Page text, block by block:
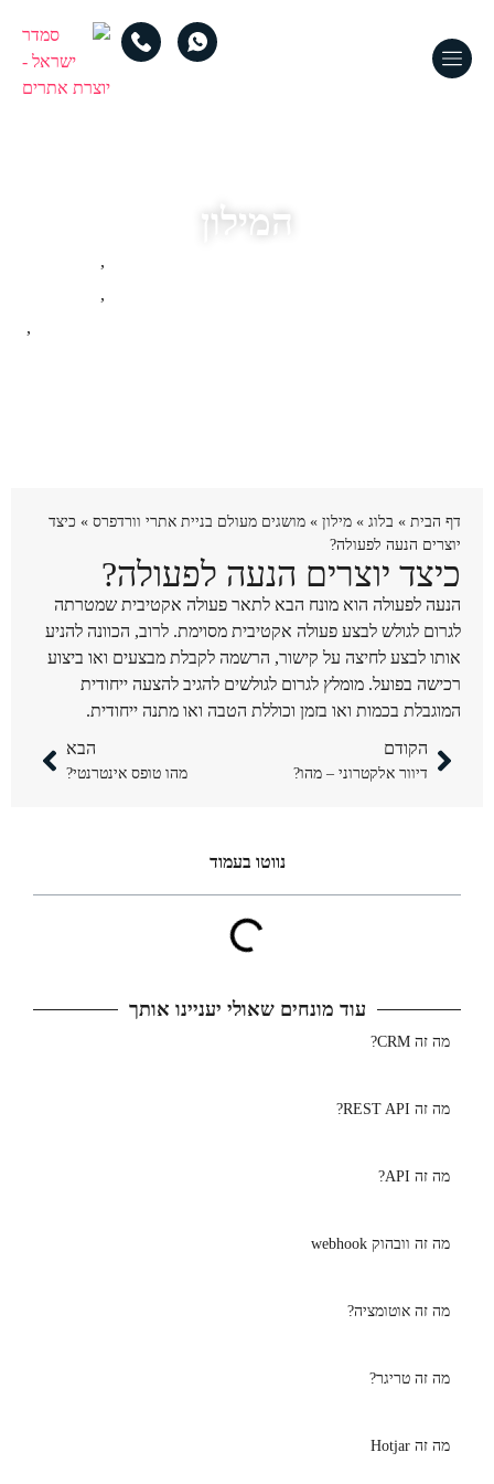
המילון
,
,
,
דף הבית » בלוג » מילון » מושגים מעולם בניית אתרי וורדפרס » כיצד
יוצרים הנעה לפעולה?
כיצד יוצרים הנעה לפעולה?
הנעה לפעולה הוא מונח הבא לתאר פעולה אקטיבית שמטרתה
לגרום לגולש לבצע פעולה אקטיבית מסוימת. לרוב, הכוונה להניע
אותו לבצע לחיצה על קישור, הרשמה לקבלת מבצעים ואו ביצוע
רכישה בפועל. מומלץ לגרום לגולשים להגיב להצעה ייחודית
המוגבלת בכמות ואו בזמן וכוללת הטבה ואו מתנה ייחודית.
הקודם
דיוור אלקטרוני – מהו?
הבא
מהו טופס אינטרנטי?
נווטו בעמוד​
עוד מונחים שאולי יעניינו אותך
מה זה CRM?
מה זה REST API?
מה זה API?
מה זה וובהוק webhook
מה זה אוטומציה?
מה זה טריגר?
מה זה Hotjar